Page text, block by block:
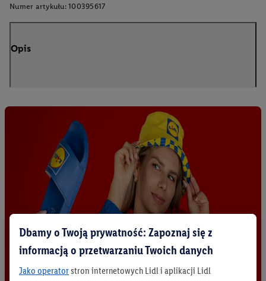
Numer artykułu: 100395617
Opis
Dbamy o Twoją prywatność: Zapoznaj się z
informacją o przetwarzaniu Twoich danych
Jako operatorstron internetowych Lidl i aplikacji Lidl